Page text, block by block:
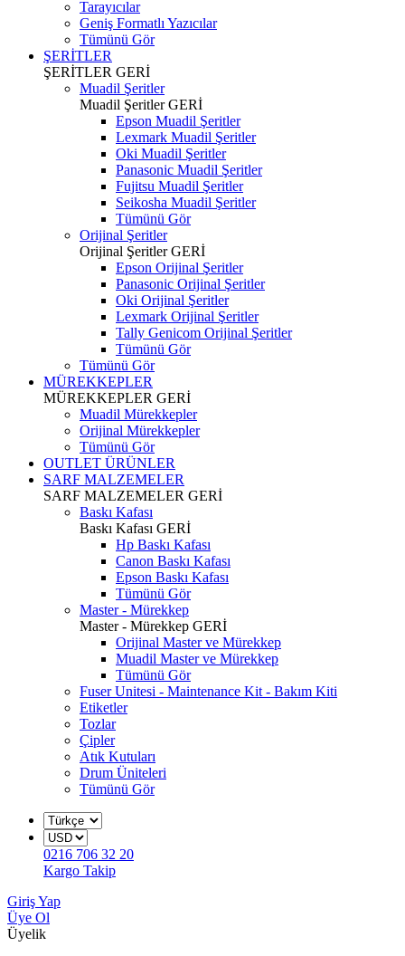
Tarayıcılar
Geniş Formatlı Yazıcılar
Tümünü Gör
ŞERİTLER
ŞERİTLER GERİ
Muadil Şeritler
Muadil ŞeritlerGERİ
Epson Muadil Şeritler
Lexmark Muadil Şeritler
Oki Muadil Şeritler
Panasonic Muadil Şeritler
Fujitsu Muadil Şeritler
Seikosha Muadil Şeritler
Tümünü Gör
Orijinal Şeritler
Orijinal ŞeritlerGERİ
Epson Orijinal Şeritler
Panasonic Orijinal Şeritler
Oki Orijinal Şeritler
Lexmark Orijinal Şeritler
Tally Genicom Orijinal Şeritler
Tümünü Gör
Tümünü Gör
MÜREKKEPLER
MÜREKKEPLER GERİ
Muadil Mürekkepler
Orijinal Mürekkepler
Tümünü Gör
OUTLET ÜRÜNLER
SARF MALZEMELER
SARF MALZEMELER GERİ
Baskı Kafası
Baskı Kafası GERİ
Hp Baskı Kafası
Canon Baskı Kafası
Epson Baskı Kafası
Tümünü Gör
Master - Mürekkep
Master - Mürekkep GERİ
Orijinal Master ve Mürekkep
Muadil Master ve Mürekkep
Tümünü Gör
Fuser Unitesi - Maintenance Kit - Bakım Kiti
Etiketler
Tozlar
Çipler
Atık Kutuları
Drum Üniteleri
Tümünü Gör
0216 706 32 20
Kargo Takip
Giriş Yap
Üye Ol
Üyelik